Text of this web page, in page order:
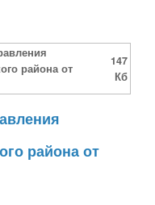
района от
147
Кб
района от